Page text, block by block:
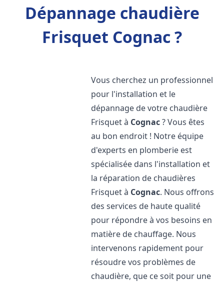
Dépannage chaudière
Frisquet Cognac ?
Vous cherchez un professionnel
pour l'installation et le
dépannage de votre chaudière
Frisquet à Cognac? Vous êtes
au bon endroit ! Notre équipe
d'experts en plomberie est
spécialisée dans l'installation et
la réparation de chaudières
Frisquet à Cognac. Nous offrons
des services de haute qualité
pour répondre à vos besoins en
matière de chauffage. Nous
intervenons rapidement pour
résoudre vos problèmes de
chaudière, que ce soit pour une